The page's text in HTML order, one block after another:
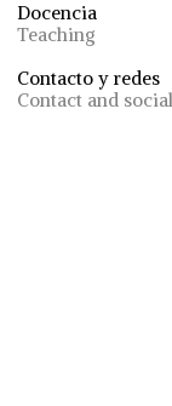
Docencia
Teaching
Contacto y redes
Contact and